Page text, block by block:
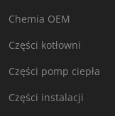
Chemia OEM
Części kotłowni
Części pomp ciepła
Części instalacji